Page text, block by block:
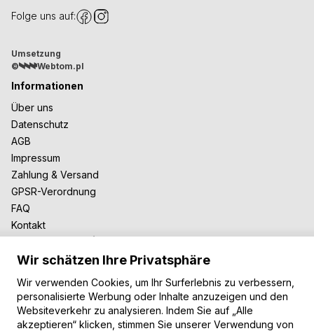
Folge uns auf:
Umsetzung
©
Webtom.pl
Informationen
Über uns
Datenschutz
AGB
Impressum
Zahlung & Versand
GPSR-Verordnung
FAQ
Kontakt
Zusammenarbeit
Für Blogger
B2B-Zusammenarbeit
Unsere Teppiche
Moderne Teppiche
Wir schätzen Ihre Privatsphäre
Wir verwenden Cookies, um Ihr Surferlebnis zu verbessern,
personalisierte Werbung oder Inhalte anzuzeigen und den
Websiteverkehr zu analysieren. Indem Sie auf „Alle
akzeptieren“ klicken, stimmen Sie unserer Verwendung von